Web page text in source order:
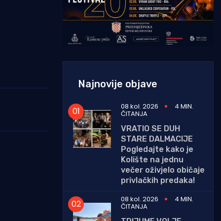
Najnovije objave
08 kol. 2026 4 MIN.
ČITANJA
VRATIO SE DUH
STARE DALMACIJE
Pogledajte kako je
Kolište na jednu
večer oživjelo običaje
privlačkih predaka!
08 kol. 2026
4 MIN.
ČITANJA